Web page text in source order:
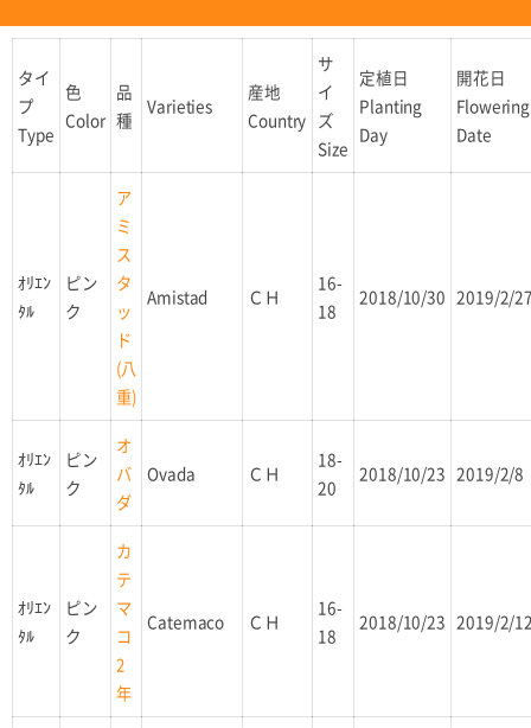
タイ
プ
Type
色
Color
品
種
Varieties
産地
Country
サ
イ
ズ
Size
定植日
Planting
Day
開花日
Flowering
Date
ｵﾘｴﾝ
ﾀﾙ
ピン
ク
ア
ミ
ス
タ
ッ
ド
(八
重)
Amistad ＣＨ
16-
18
2018/10/30 2019/2/
ｵﾘｴﾝ
ﾀﾙ
ピン
ク
オ
バ
ダ
Ovada ＣＨ
18-
20
2018/10/23 2019/2/8
ｵﾘｴﾝ
ﾀﾙ
ピン
ク
カ
テ
マ
コ
2
年
Catemaco ＣＨ
16-
18
2018/10/23 2019/2/